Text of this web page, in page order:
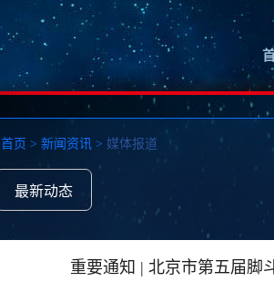
首页 > 新闻资讯 > 媒体报道
最新动态
重要通知 | 北京市第五届脚